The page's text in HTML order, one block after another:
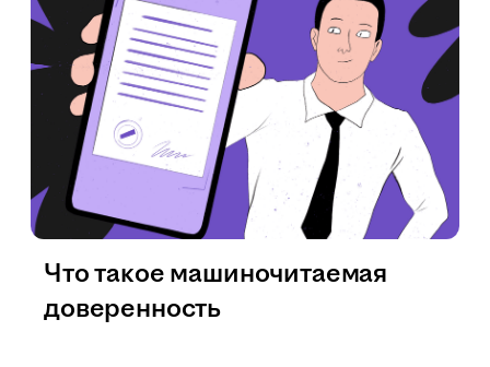
Что такое машиночитаемая
доверенность